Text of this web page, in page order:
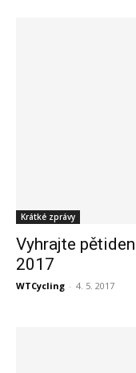
Krátké zprávy
Vyhrajte
2017
WTCycling - 4. 5. 2017